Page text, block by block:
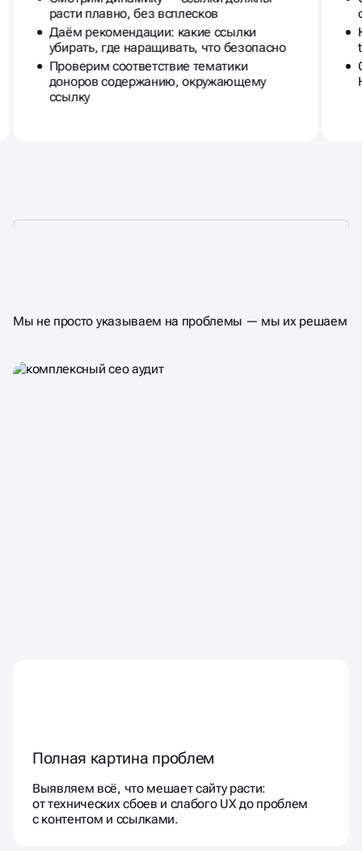
расти плавно, без всплесков
Даём рекомендации: какие ссылки
убирать, где наращивать, что безопасно
Проверим соответствие тематики
доноров содержанию, окружающему
ссылку
Мы не просто указываем на проблемы — мы их решаем
НА ВЫХОДЕ
Полная картина проблем
Выявляем всё, что мешает сайту расти:
от технических сбоев и слабого UX до проблем
с контентом и ссылками.